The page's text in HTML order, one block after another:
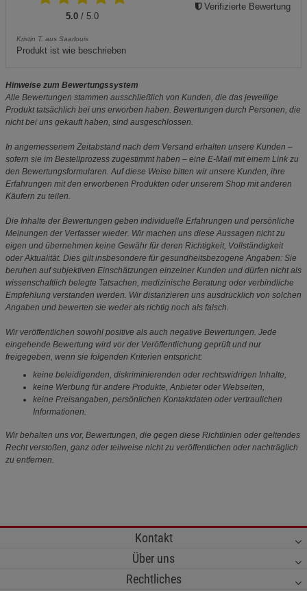
5.0 / 5.0
Kristin T. aus Saarlouis
Produkt ist wie beschrieben
Verifizierte Bewertung
Hinweise zum Bewertungssystem
Alle Bewertungen stammen ausschließlich von Kunden, die das jeweilige
Produkt tatsächlich bei uns erworben haben. Bewertungen durch Personen, die
nicht bei uns gekauft haben, sind ausgeschlossen.
In angemessenem Zeitabstand nach dem Versand erhalten unsere Kunden –
sofern sie im Bestellprozess zugestimmt haben – eine E-Mail mit einem Link zu
den Bewertungsformularen. Auf diese Weise bitten wir unsere Kunden, ihre
Erfahrungen mit den erworbenen Produkten oder unserem Shop mit anderen
Käufern zu teilen.
Die Inhalte der Bewertungen geben individuelle Erfahrungen und persönliche
Meinungen der Verfasser wieder. Wir machen uns diese Aussagen nicht zu
eigen und übernehmen keine Gewähr für deren Richtigkeit, Vollständigkeit
oder Aktualität. Dies gilt insbesondere für gesundheitsbezogene Angaben: Sie
beruhen auf subjektiven Einschätzungen einzelner Kunden und dürfen nicht als
wissenschaftlich belegte Tatsachen, medizinische Beratung oder verbindliche
Empfehlung verstanden werden. Wir distanzieren uns ausdrücklich von solchen
Angaben und bewerten sie weder als richtig noch als falsch.
Wir veröffentlichen sowohl positive als auch negative Bewertungen. Jede
eingehende Bewertung wird vor der Veröffentlichung geprüft und nur
freigegeben, wenn sie folgenden Kriterien entspricht:
keine beleidigenden, diskriminierenden oder rechtswidrigen Inhalte,
keine Werbung für andere Produkte, Anbieter oder Webseiten,
keine Preisangaben, persönlichen Kontaktdaten oder vertraulichen
Informationen.
Wir behalten uns vor, Bewertungen, die gegen diese Richtlinien oder geltendes
Recht verstoßen, ganz oder teilweise nicht zu veröffentlichen oder nachträglich
zu entfernen.
Kontakt
Über uns
Rechtliches